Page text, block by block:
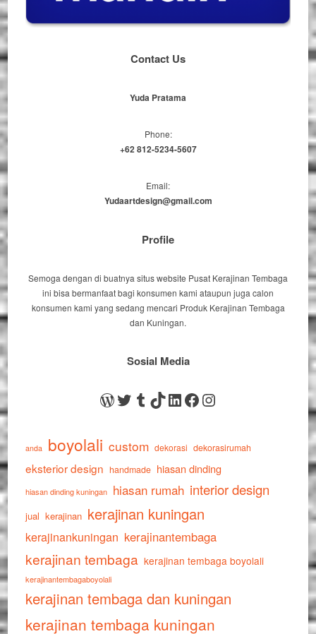
Contact Us
Yuda Pratama
Phone:
+62 812-5234-5607
Email:
Yudaartdesign@gmail.com
Profile
Semoga dengan di buatnya situs website Pusat Kerajinan Tembaga
ini bisa bermanfaat bagi konsumen kami ataupun juga calon
konsumen kami yang sedang mencari Produk Kerajinan Tembaga
dan Kuningan.
Sosial Media
WordPress
Twitter
Tumblr
TikTok
LinkedIn
Facebook
Instagram
anda boyolali custom dekorasi dekorasirumah
eksterior design handmade hiasan dinding
hiasan dinding kuningan hiasan rumah interior design
jual kerajinan kerajinan kuningan
kerajinankuningan kerajinantembaga
kerajinan tembaga kerajinan tembaga boyolali
kerajinantembagaboyolali
kerajinan tembaga dan kuningan
kerajinan tembaga kuningan